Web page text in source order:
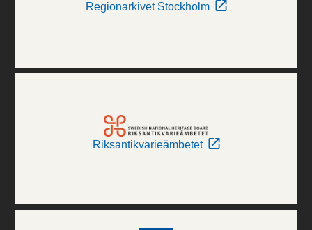
Regionarkivet Stockholm
Riksantikvarieämbetet